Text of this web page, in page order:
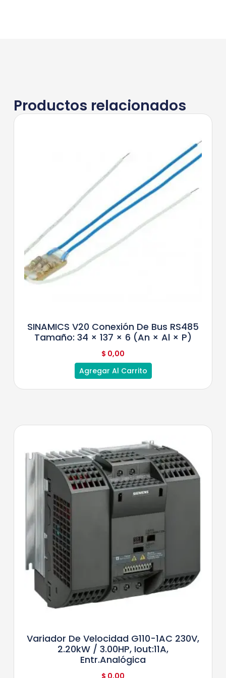
Productos relacionados
SINAMICS V20 Conexión De Bus RS485
Tamaño: 34 × 137 × 6 (An × Al × P)
$ 0,00
Agregar Al Carrito
Variador De Velocidad G110-1AC 230V,
2.20kW / 3.00HP, Iout:11A,
Entr.Analógica
$ 0,00